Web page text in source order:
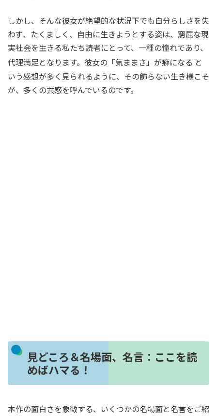
しかし、そんな彼女が絶望的な状況下でも自分らしさを失
わず、たくましく、自由に生きようとする姿は、窮屈な現
実社会を生きる私たち読者にとって、一種の憧れであり、
代理満足となります。彼女の「気ままさ」が癖になる と
いう感想が多く見られるように、その飾らない生き様こそ
が、多くの共感を呼んでいるのです。
見どころ＆名場面、名言：ここを読
めばハマる！
本作の面白さを象徴する、いくつかの名場面と名言をご紹